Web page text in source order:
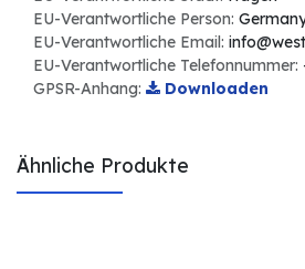
EU-Verantwortliche Person:
EU-Verantwortliche Email:
EU-Verantwortliche Telefonnummer:
GPSR-Anhang:
Downloaden
Ähnliche Produkte